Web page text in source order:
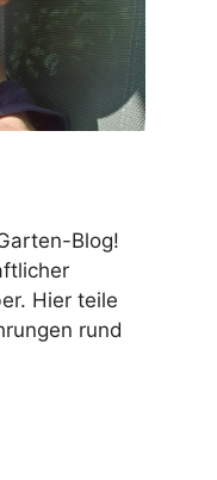
Blog!
Hier teile
rund